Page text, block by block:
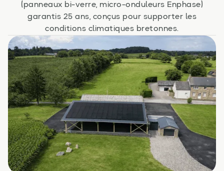
(panneaux bi-verre, micro-onduleurs Enphase)
garantis 25 ans, conçus pour supporter les
conditions climatiques bretonnes.